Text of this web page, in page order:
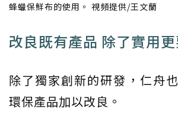
蜂蠟保鮮布的使用。 視頻提供/王文蘭
改良既有產品 除了實用
除了獨家創新的研發，仁舟
環保產品加以改良。